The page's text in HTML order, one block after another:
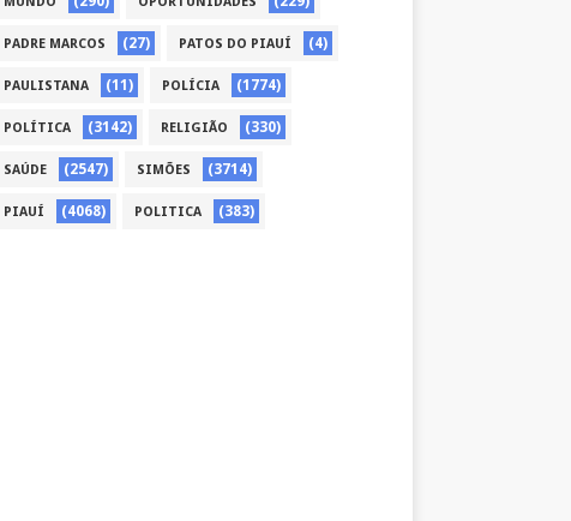
PADRE MARCOS (27) PATOS DO PIAUÍ (4)
PAULISTANA (11) POLÍCIA (1774)
POLÍTICA (3142) RELIGIÃO (330)
SAÚDE (2547) SIMÕES (3714)
PIAUÍ (4068) POLITICA (383)